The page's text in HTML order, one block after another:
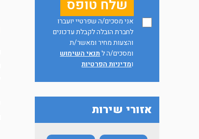
אני מסכים/ה שפרטיי יועברו
לחברת הובלה לקבלת עדכונים
והצעות מחיר ומאשר/ת
ומסכים/ה לתנאי השימוש
ומדיניות הפרטיות
אזורי שירות